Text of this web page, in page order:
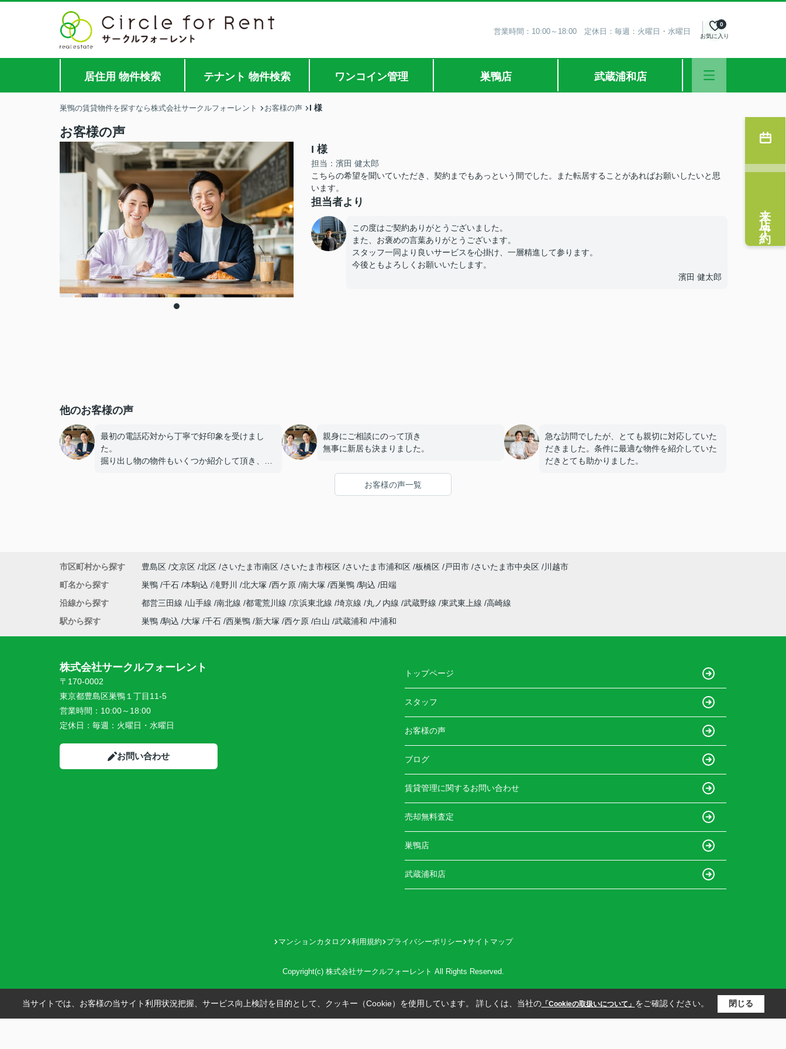
営業時間：10:00～18:00 定休日：毎週：火曜日・水曜日 お気に入り
0
居住用 物件検索 テナント 物件検索 ワンコイン管理 巣鴨店 武蔵浦和店
巣鴨の賃貸物件を探すなら株式会社サークルフォーレント お客様の声 I 様
お客様の声
I 様
担当：濱田 健太郎
こちらの希望を聞いていただき、契約までもあっという間でした。また転居することがあればお願いしたいと思
います。
担当者より
この度はご契約ありがとうございました。
また、お褒めの言葉ありがとうございます。
スタッフ一同より良いサービスを心掛け、一層精進して参ります。
今後ともよろしくお願いいたします。
濱田 健太郎
他のお客様の声
最初の電話応対から丁寧で好印象を受けまし
た。
掘り出し物の物件もいくつか紹介して頂き、満
親身にご相談にのって頂き
無事に新居も決まりました。
急な訪問でしたが、とても親切に対応していた
だきました。条件に最適な物件を紹介していた
だきとても助かりました。
お客様の声一覧
来店予約
市区町村から探す 豊島区 文京区 北区 さいたま市南区 さいたま市桜区 さいたま市浦和区 板橋区 戸田市 さいたま市中央区
川越市
町名から探す
巣鴨 千石 本駒込 滝野川 北大塚 西ケ原 南大塚 西巣鴨 駒込
田端
沿線から探す
都営三田線 山手線 南北線 都電荒川線 京浜東北線 埼京線 丸ノ内線 武蔵野線 東武東上線 高崎線
駅から探す
巣鴨 駒込 大塚 千石 西巣鴨 新大塚 西ケ原 白山 武蔵浦和 中浦和
株式会社サークルフォーレント
〒170-0002
東京都豊島区巣鴨１丁目11-5
営業時間： 10:00～18:00
定休日： 毎週：火曜日・水曜日
お問い合わせ
トップページ
スタッフ
お客様の声
ブログ
賃貸管理に関するお問い合わせ
売却無料査定
巣鴨店
武蔵浦和店
マンションカタログ 利用規約 プライバシーポリシー サイトマップ
Copyright(c) 株式会社サークルフォーレント All Rights Reserved.
当サイトでは、お客様の当サイト利用状況把握、サービス向上検討を目的として、クッキー（Cookie）を使用しています。 詳しくは、当社の「Cookieの取扱いについて」 をご確認ください。 閉じる